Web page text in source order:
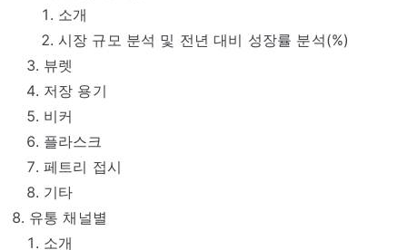
소개
시장 규모 분석 및 전년 대비 성장률 분석(%)
뷰렛
저장 용기
비커
플라스크
페트리 접시
기타
유통 채널별
소개